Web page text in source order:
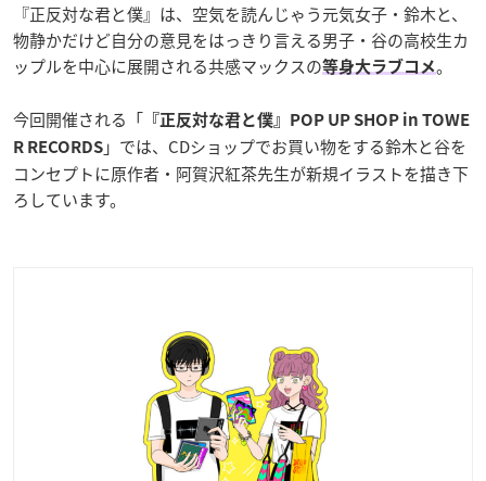
『正反対な君と僕』は、空気を読んじゃう元気女子・鈴木と、
物静かだけど自分の意見をはっきり言える男子・谷の高校生カ
ップルを中心に展開される共感マックスの等身大ラブコメ。
今回開催される「 『正反対な君と僕』POP UP SHOP in TOWE
R RECORDS 」では、CDショップでお買い物をする鈴木と谷を
コンセプトに原作者・阿賀沢紅茶先生が新規イラストを描き下
ろしています。